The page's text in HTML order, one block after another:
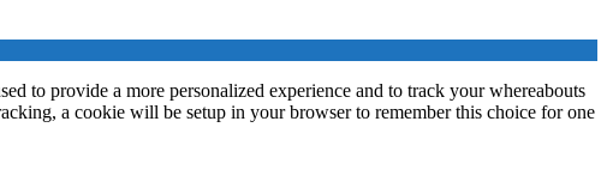
to provide a more personalized experience and to track your whereabouts
a cookie will be setup in your browser to remember this choice for one